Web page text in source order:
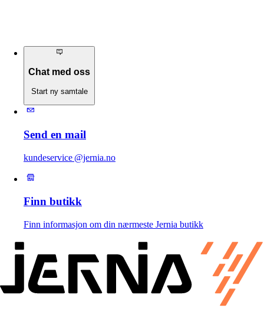
Chat med oss
Start ny samtale
Send en mail
kundeservice @jernia.no
Finn butikk
Finn informasjon om din nærmeste Jernia butikk